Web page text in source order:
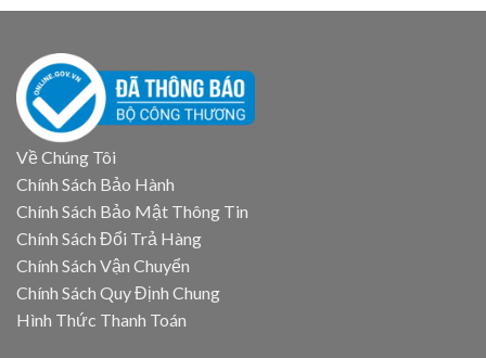
Về Chúng Tôi
Chính Sách Bảo Hành
Chính Sách Bảo Mật Thông Tin
Chính Sách Đổi Trả Hàng
Chính Sách Vận Chuyển
Chính Sách Quy Định Chung
Hình Thức Thanh Toán